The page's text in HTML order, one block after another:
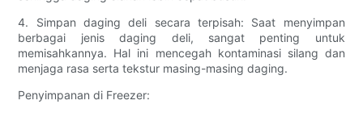
4. Simpan daging deli secara terpisah: Saat menyimpan
berbagai jenis daging deli, sangat penting untuk
memisahkannya. Hal ini mencegah kontaminasi silang dan
menjaga rasa serta tekstur masing-masing daging.
Penyimpanan di Freezer: